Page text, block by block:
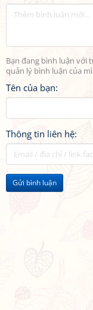
Bạn đang bình luận với
quản lý bình luận của
Tên của bạn:
Thông tin liên hệ:
Gửi bình luận